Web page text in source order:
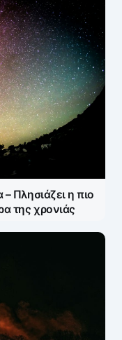
Πλησιάζει η πιο
της χρονιάς